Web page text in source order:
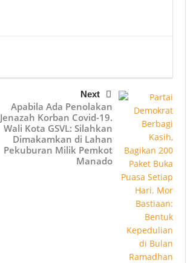
Next
Apabila Ada Penolakan
Jenazah Korban Covid-19.
Wali Kota GSVL: Silahkan
Dimakamkan di Lahan
Pekuburan Milik Pemkot
Manado